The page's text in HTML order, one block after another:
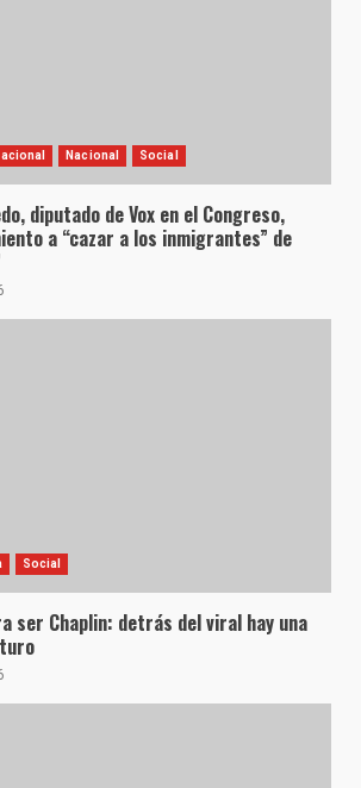
Nacional Social
diputado de Vox en el Congreso,
a “cazar a los inmigrantes” de
Social
ser Chaplin: detrás del viral hay una